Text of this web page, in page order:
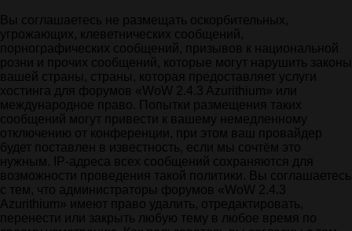
Вы соглашаетесь не размещать оскорбительных,
угрожающих, клеветнических сообщений,
порнографических сообщений, призывов к национальной
розни и прочих сообщений, которые могут нарушить законы
вашей страны, страны, которая предоставляет услуги
хостинга для форумов «WoW 2.4.3 Azurithium» или
международное право. Попытки размещения таких
сообщений могут привести к вашему немедленному
отключению от конференции, при этом ваш провайдер
будет поставлен в известность, если мы сочтём это
нужным. IP-адреса всех сообщений сохраняются для
возможности проведения такой политики. Вы соглашаетесь
с тем, что администраторы форумов «WoW 2.4.3
Azurithium» имеют право удалить, отредактировать,
перенести или закрыть любую тему в любое время по